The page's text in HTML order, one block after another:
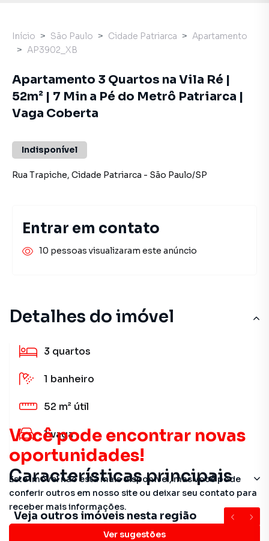
Você pode encontrar novas
oportunidades!
Este imóvel não está mais disponível, mas você pode
conferir outros em nosso site ou deixar seu contato para
receber mais informações.
Ver sugestões
Detalhes do imóvel
3 quartos
1 banheiro
52 m² útil
1vaga
Características principais
Veja outros imóveis nesta região
Início São Paulo Cidade Patriarca
Apartamento
AP3902_XB
Apartamento 3 Quartos na Vila Ré |
52m² | 7 Min a Pé do Metrô Patriarca |
Vaga Coberta
Indisponível
Rua Trapiche, Cidade Patriarca - São Paulo/SP
Entrar em contato
10 pessoas visualizaram este anúncio